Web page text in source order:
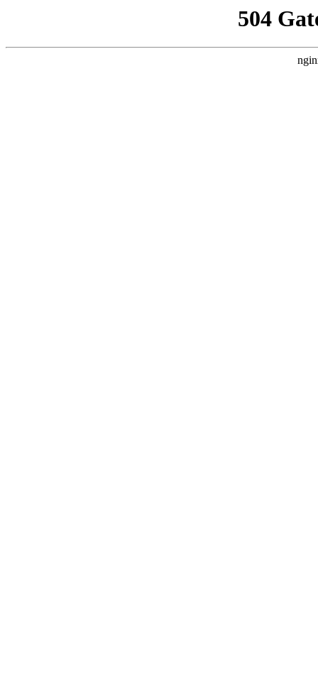
504